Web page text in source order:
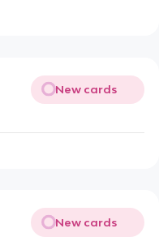
New cards
New cards